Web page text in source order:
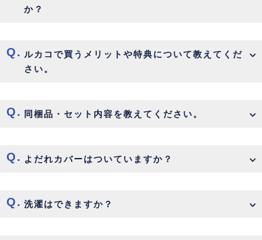
か？
ルカコで買うメリットや特典について教えてくだ
さい。
同梱品・セット内容を教えてください。
よだれカバーはついていますか？
洗濯はできますか？